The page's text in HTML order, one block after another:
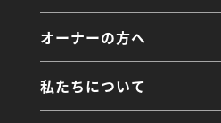
オーナーの方へ
私たちについて